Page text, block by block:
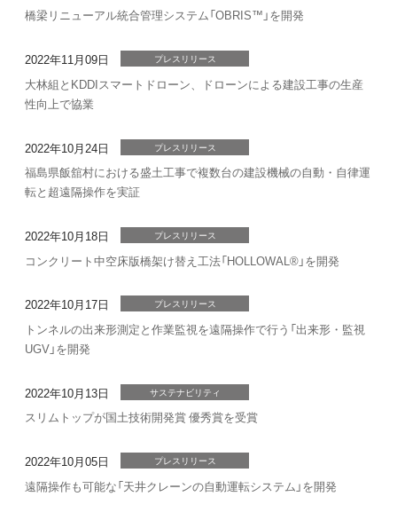
橋梁リニューアル統合管理システム「OBRIS™」を開発
2022年11月09日 プレスリリース
大林組とKDDIスマートドローン、ドローンによる建設工事の生産
性向上で協業
2022年10月24日 プレスリリース
福島県飯舘村における盛土工事で複数台の建設機械の自動・自律運
転と超遠隔操作を実証
2022年10月18日 プレスリリース
コンクリート中空床版橋架け替え工法「HOLLOWAL®」を開発
2022年10月17日 プレスリリース
トンネルの出来形測定と作業監視を遠隔操作で行う「出来形・監視
UGV」を開発
2022年10月13日 サステナビリティ
スリムトップが国土技術開発賞 優秀賞を受賞
2022年10月05日 プレスリリース
遠隔操作も可能な「天井クレーンの自動運転システム」を開発